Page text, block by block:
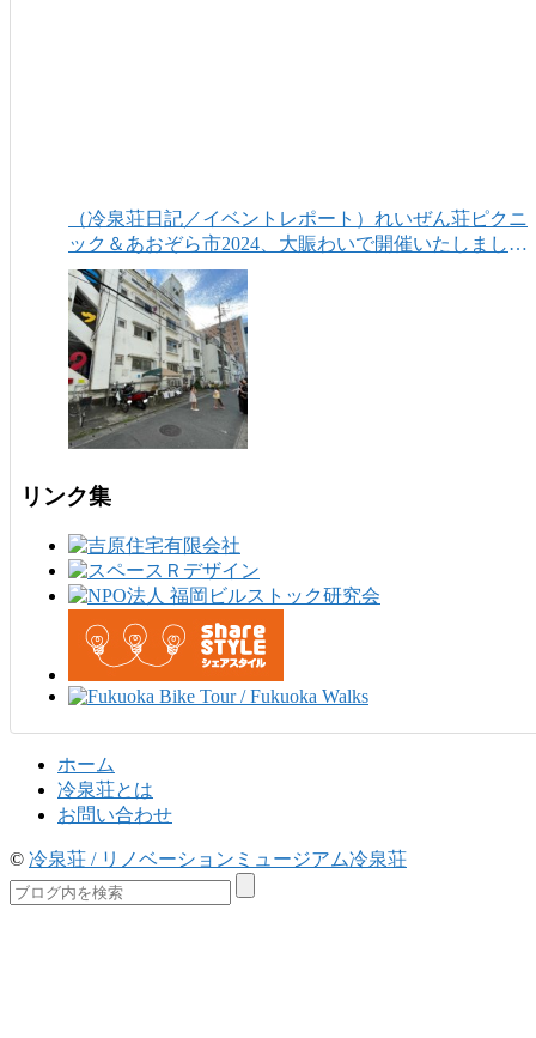
（冷泉荘日記／イベントレポート）れいぜん荘ピクニ
ック＆あおぞら市2024、大賑わいで開催いたしまし
た！
リンク集
ホーム
冷泉荘とは
お問い合わせ
© 冷泉荘 / リノベーションミュージアム冷泉荘